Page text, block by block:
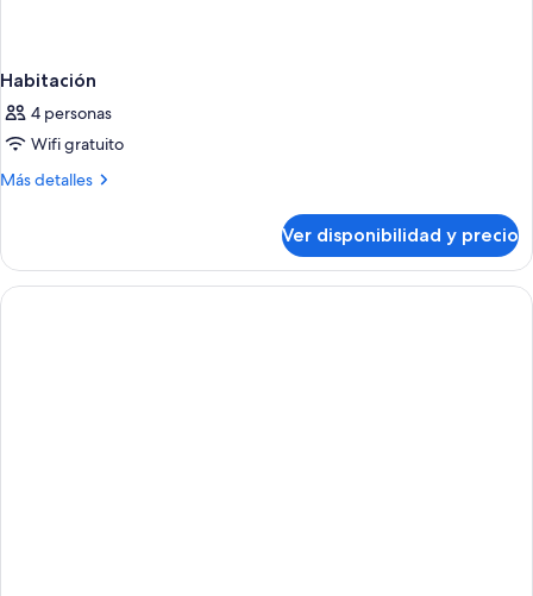
Habitación
4 personas
Wifi gratuito
Más detalles
Más
Ver disponibilidad y precio